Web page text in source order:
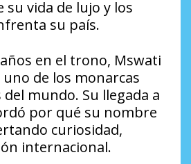
vida de lujo y los
su país.
en el trono, Mswati
de los monarcas
mundo. Su llegada a
por qué su nombre
curiosidad,
internacional.